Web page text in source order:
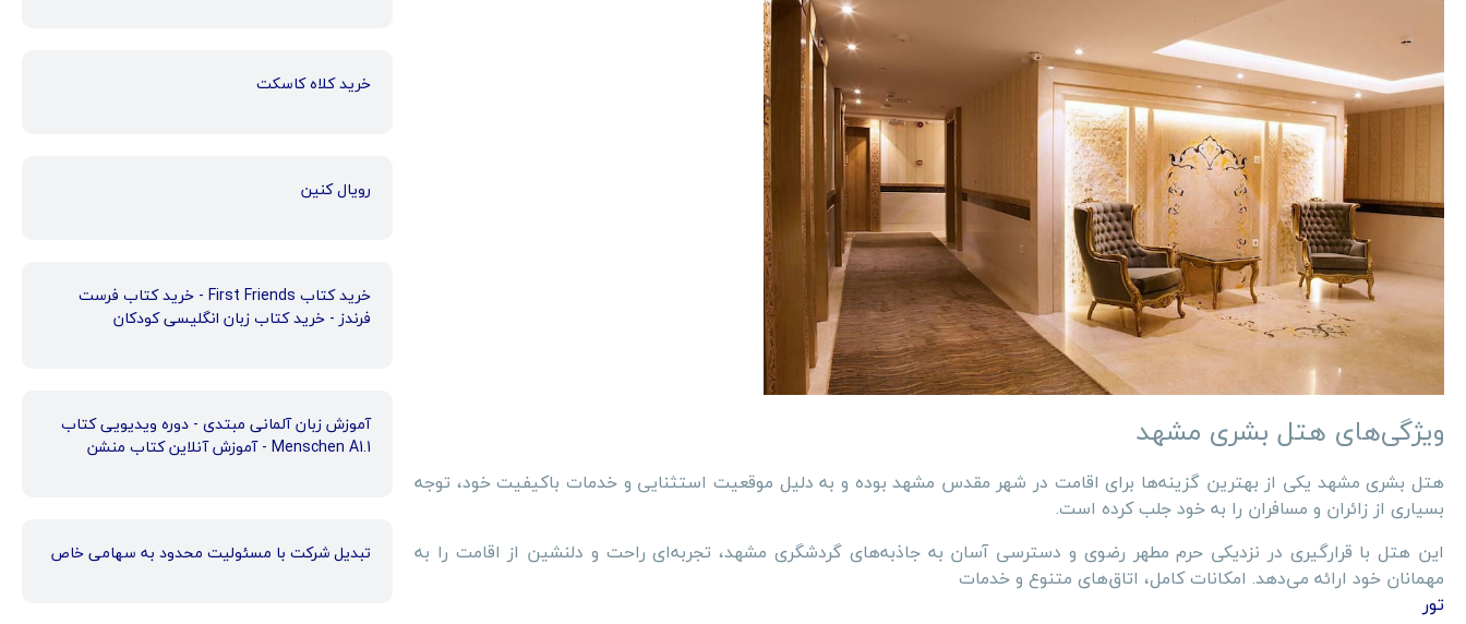
ویژگی‌های هتل بشری مشهد
هتل بشری مشهد یکی از بهترین گزینه‌ها برای اقامت در شهر مقدس مشهد بوده و به دلیل موقعیت استثنایی و خدمات باکیفیت خود، توجه
بسیاری از زائران و مسافران را به خود جلب کرده است.
این هتل با قرارگیری در نزدیکی حرم مطهر رضوی و دسترسی آسان به جاذبه‌های گردشگری مشهد، تجربه‌ای راحت و دلنشین از اقامت را به
مهمانان خود ارائه می‌دهد. امکانات کامل، اتاق‌های متنوع و خدمات
تور
خرید کلاه کاسکت
رویال کنین
خرید کتاب First Friends - خرید کتاب فرست
فرندز - خرید کتاب زبان انگلیسی کودکان
آموزش زبان آلمانی مبتدی - دوره ویدیویی کتاب
Menschen A1.1 - آموزش آنلاین کتاب منشن
تبدیل شرکت با مسئولیت محدود به سهامی خاص